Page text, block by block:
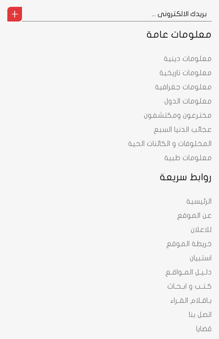
روابط سريعة
الرئيسية
عن الموقع
للاعلان
خريطة الموقع
استبيان
دلـيـل المـواقـع
كـتـب و ابـحـاث
بـاقـلام القـراء
اتصل بنا
قضايا
معلومات عامة
معلومات دينية
معلومات تاريخية
معلومات جغرافية
معلومات الدول
مخترعون ومكتشفون
عجائب الدنيا السبع
المخلوقات و الكائنات الحية
معلومات طبية